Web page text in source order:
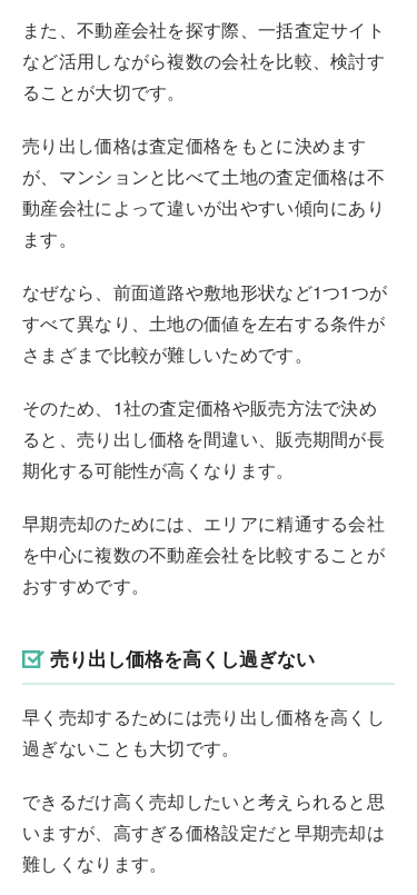
また、不動産会社を探す際、一括査定サイト
など活用しながら複数の会社を比較、検討す
ることが大切です。
売り出し価格は査定価格をもとに決めます
が、マンションと比べて土地の査定価格は不
動産会社によって違いが出やすい傾向にあり
ます。
なぜなら、前面道路や敷地形状など1つ1つが
すべて異なり、土地の価値を左右する条件が
さまざまで比較が難しいためです。
そのため、1社の査定価格や販売方法で決め
ると、売り出し価格を間違い、販売期間が長
期化する可能性が高くなります。
早期売却のためには、エリアに精通する会社
を中心に複数の不動産会社を比較することが
おすすめです。
売り出し価格を高くし過ぎない
早く売却するためには売り出し価格を高くし
過ぎないことも大切です。
できるだけ高く売却したいと考えられると思
いますが、高すぎる価格設定だと早期売却は
難しくなります。